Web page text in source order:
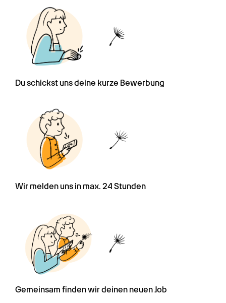
Du schickst uns deine kurze Bewerbung
Wir melden uns in max. 24 Stunden
Gemeinsam finden wir deinen neuen Job